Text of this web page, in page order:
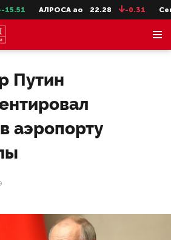
АЛРОСА ао 22.28 -0.31
Путин
аэропорту